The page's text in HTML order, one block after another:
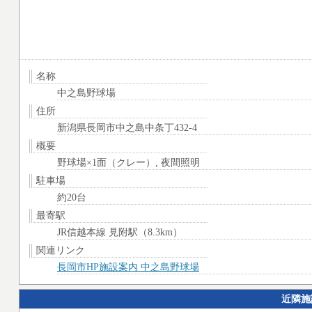
名称
中之島野球場
住所
新潟県長岡市中之島中条丁432-4
概要
野球場×1面（クレー）, 夜間照明
駐車場
約20台
最寄駅
JR信越本線 見附駅（8.3km）
関連リンク
長岡市HP施設案内 中之島野球場
近隣